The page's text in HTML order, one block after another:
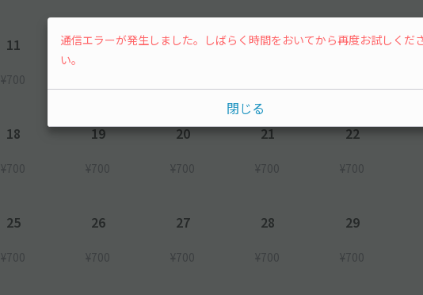
11
¥700
12 13 14 15
18
¥700
19
¥700
20
¥700
21
¥700
22
¥700
25
¥700
26
¥700
27
¥700
28
¥700
29
¥700
通信エラーが発生しました。しばらく時間をおいてから再度お試しくだ
い。
閉じる